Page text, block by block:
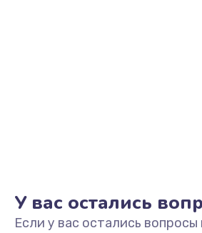
У вас остались
Если у вас остались